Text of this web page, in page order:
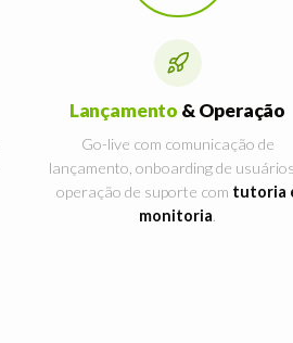
Lançamento & Operação
Go-live com comunicação de
lançamento, onboarding de
operação de suporte com tutoria
monitoria